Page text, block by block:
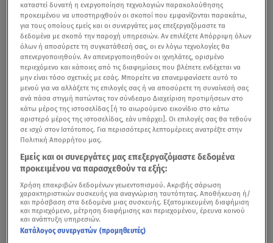
H είδηση που έκανε γνωστή χθες η ίδια ηΝτόρα
Μπακογιάννη, ότιδιαγνώσθηκε με πολλαπλό μυέλωμα
καταστεί δυνατή η ενεργοποίηση τεχνολογιών παρακολούθησης
προκειμένου να υποστηριχθούν οι σκοποί που εμφανίζονται παρακάτω,
για τους οποίους εμείς και οι συνεργάτες μας επεξεργαζόμαστε τα
δεδομένα με σκοπό την παροχή υπηρεσιών. Αν επιλέξετε Απόρριψη όλων
όλων ή αποσύρετε τη συγκατάθεσή σας, οι εν λόγω τεχνολογίες θα
απενεργοποιηθούν. Αν απενεργοποιηθούν οι ιχνηλάτες, ορισμένο
περιεχόμενο και κάποιες από τις διαφημίσεις που βλέπετε ενδέχεται να
μην είναι τόσο σχετικές με εσάς. Μπορείτε να επανεμφανίσετε αυτό το
μενού για να αλλάξετε τις επιλογές σας ή να αποσύρετε τη συναίνεσή σας
ανά πάσα στιγμή πατώντας τον σύνδεσμο Διαχείριση προτιμήσεων στο
κάτω μέρος της ιστοσελίδας [ή το αιωρούμενο εικονίδιο στο κάτω
αριστερό μέρος της ιστοσελίδας, εάν υπάρχει]. Οι επιλογές σας θα τεθούν
σε ισχύ στον Ιστότοπος. Για περισσότερες λεπτομέρειες ανατρέξτε στην
Πολιτική Απορρήτου μας.
Εμείς και οι συνεργάτες μας επεξεργαζόμαστε δεδομένα
προκειμένου να παρασχεθούν τα εξής:
Χρήση επακριβών δεδομένων γεωεντοπισμού. Ακριβής σάρωση
χαρακτηριστικών συσκευής για αναγνώριση ταυτότητας. Αποθήκευση ή/
και πρόσβαση στα δεδομένα μιας συσκευής. Εξατομικευμένη διαφήμιση
και περιεχόμενο, μέτρηση διαφήμισης και περιεχομένου, έρευνα κοινού
και ανάπτυξη υπηρεσιών.
Κατάλογος συνεργατών (προμηθευτές)